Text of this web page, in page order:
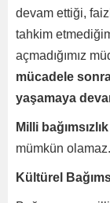
devam ettiği,
tahkim
açmadığımız
mücadele
yaşamaya
Milli
mümkün olamaz.
Kültürel